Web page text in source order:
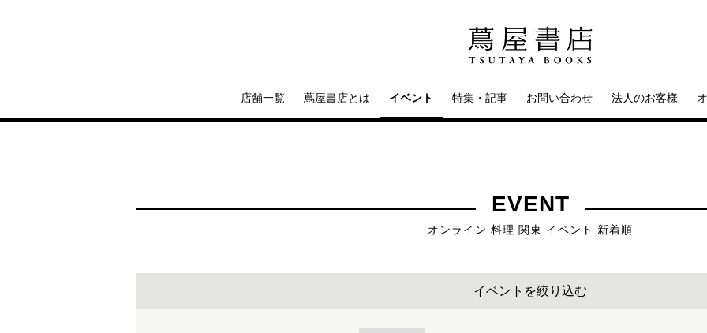
店舗一覧 蔦屋書店とは イベント 特集・記事 お問い合わせ 法人のお客様
EVENT
オンライン 料理 関東 イベント 新着順
イベントを絞り込む